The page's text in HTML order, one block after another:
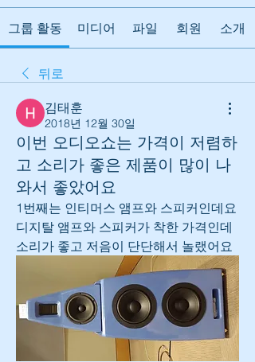
그룹 활동 미디어 파일 회원 소개
뒤로
김태훈
2018년 12월 30일
이번 오디오쇼는 가격이 저렴하
고 소리가 좋은 제품이 많이 나
와서 좋았어요
1번째는 인티머스 앰프와 스피커인데요
디지탈 앰프와 스피커가 착한 가격인데
소리가 좋고 저음이 단단해서 놀랬어요